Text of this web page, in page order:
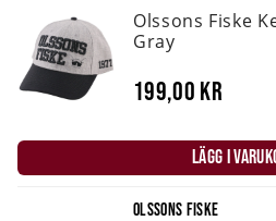
Olssons Fiske
Gray
199,00 kr
LÄGG I
OLSSONS FISKE